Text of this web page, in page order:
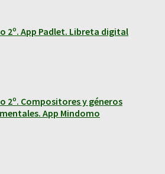
2º. App Padlet. Libreta digital
2º. Compositores y géneros
App Mindomo